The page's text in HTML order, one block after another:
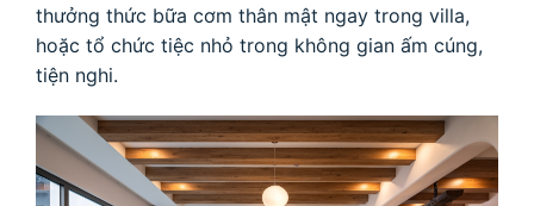
thưởng thức bữa cơm thân mật ngay trong villa,
hoặc tổ chức tiệc nhỏ trong không gian ấm cúng,
tiện nghi.